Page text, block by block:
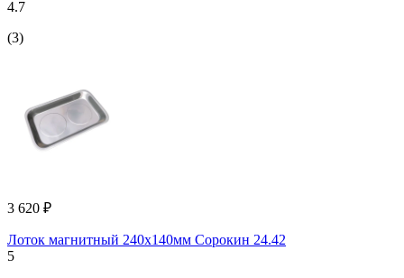
4.7
(3)
3 620 ₽
Лоток магнитный 240х140мм Сорокин 24.42
5